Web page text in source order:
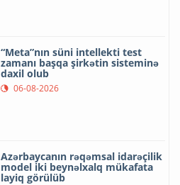
“Meta”nın süni intellekti test
zamanı başqa şirkətin sisteminə
daxil olub
06-08-2026
Azərbaycanın rəqəmsal idarəçilik
model iki beynəlxalq mükafata
layiq görülüb